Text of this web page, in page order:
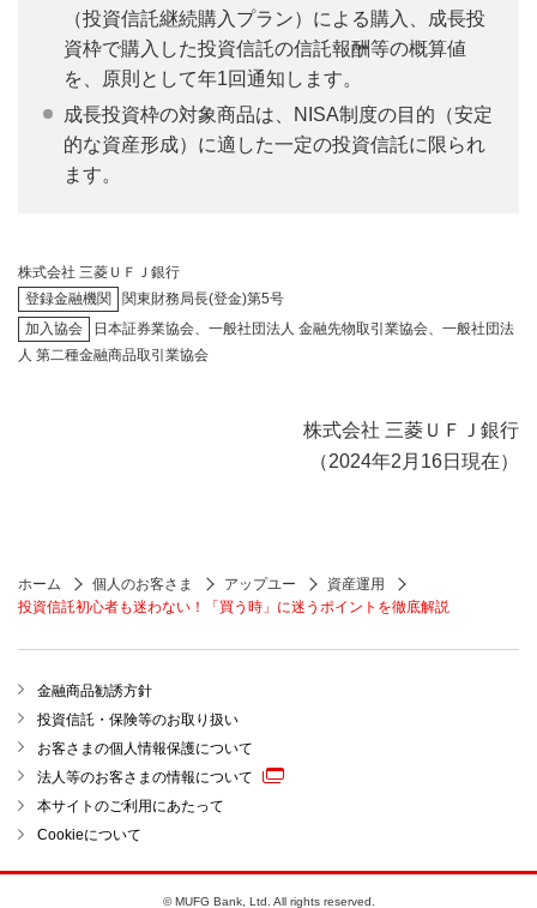
（投資信託継続購入プラン）による購入、成長投
資枠で購入した投資信託の信託報酬等の概算値
を、原則として年1回通知します。
成長投資枠の対象商品は、NISA制度の目的（安定
的な資産形成）に適した一定の投資信託に限られ
ます。
株式会社 三菱ＵＦＪ銀行
登録金融機関
関東財務局長(登金)第5号
加入協会
日本証券業協会、一般社団法人 金融先物取引業協会、一般社団法
人 第二種金融商品取引業協会
株式会社 三菱ＵＦＪ銀行
（2024年2月16日現在）
ホーム 個人のお客さま アップユー
資産運用
投資信託初心者も迷わない！「買う時」に迷うポイントを徹底解説
金融商品勧誘方針
投資信託・保険等のお取り扱い
お客さまの個人情報保護について
法人等のお客さまの情報について
本サイトのご利用にあたって
Cookieについて
© MUFG Bank, Ltd. All rights reserved.